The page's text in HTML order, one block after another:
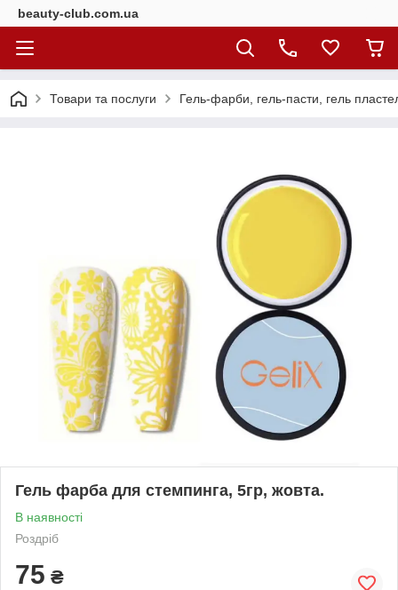
beauty-club.com.ua
Товари та послуги Гель-фарби, гель-пасти, гель
Гель фарба для стемпинга, 5гр, жовта.
В наявності
Роздріб
75 ₴